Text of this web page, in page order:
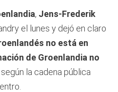
, Jens-Frederik
el lunes y dejó en claro
no está en
de Groenlandia no
la cadena pública